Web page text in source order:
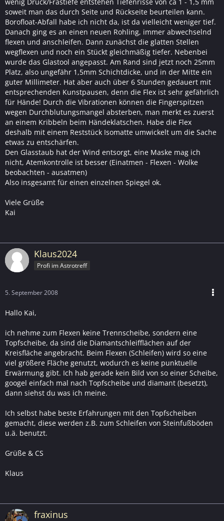
soweit man das durch Seite und Rückseite beurteilen kann.
Borofloat-Abfall habe ich nicht da, ist da vielleicht weniger tief.
Danach ging es an einen neuen Rohling, immer abwechselnd
flexen und anschleifen. Dann zunächst die glatten Stellen
wegflexen und noch ein Stückt gleichmäßig tiefer. Nebenbei
wurde das Glastool angepasst. Am Rand sind jetzt noch 25mm
Platz, also ungefähr 1,5mm Schichtdicke, und in der Mitte ein
guter Millimeter. Hat aber auch über 6 Stunden gedauert mit
entsprechenden Kunstpausen, denn die Flex ist sehr gefährlich
für Hände! Durch die Vibrationen können die Fingerspitzen
wegen Durchblutungsmangel absterben, man merkt es zuerst
an einem Kribbeln beim Händeklatschen. Habe die Flex
deshalb mit einem Reststück Isomatte umwickelt um die Sache
etwas zu entschärfen.
Den Glasstaub hat der Wind entsorgt, eine Maske mag ich
nicht, Atemkontrolle ist besser (Einatmen - Flexen - Wolke
beobachten - ausatmen)
Also insgesamt für einen einzelnen Spiegel ok.
Viele Grüße
Kai
Klaus2024
Profi im Astrotreff
5. September 2008
Hallo Kai,
ich nehme zum Flexen keine Trennscheibe, sondern eine
Topfscheibe, da sind die Diamantschleifflächen auf der
Kreisfläche angebracht. Beim Flexen (Schleifen) wird so eine
viel größere Fläche genutzt, wodurch es keine punktuelle
Erwärmung gibt. Ich hab gerade kein Bild von so einer Scheibe,
googel einfach mal nach Topfscheibe und diamant (besetzt),
dann siehst du was ich meine.
Ich selbst habe beste Erfahrungen mit den Topfscheiben
gemacht, diese werden z.B. zum Schleifen von Steinfußböden
u.ä. benutzt.
Grüße & CS
Klaus
fraxinus